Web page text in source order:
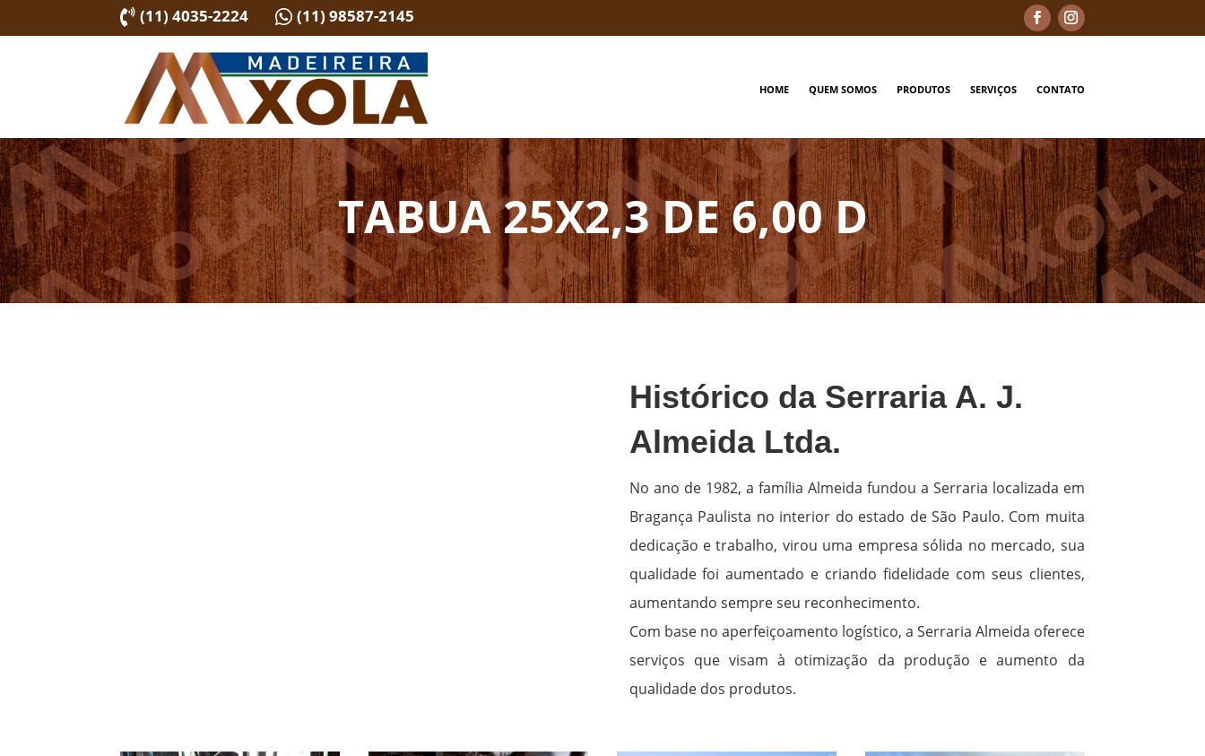
 (11) 4035-2224  (11) 98587-2145
HOME QUEM SOMOS PRODUTOS SERVIÇOS CONTATO
TABUA 25X2,3 DE 6,00 D
Histórico da Serraria A. J.
Almeida Ltda.
No ano de 1982, a família Almeida fundou a Serraria localizada em
Bragança Paulista no interior do estado de São Paulo. Com muita
dedicação e trabalho, virou uma empresa sólida no mercado, sua
qualidade foi aumentado e criando fidelidade com seus clientes,
aumentando sempre seu reconhecimento.
Com base no aperfeiçoamento logístico, a Serraria Almeida oferece
serviços que visam à otimização da produção e aumento da
qualidade dos produtos.